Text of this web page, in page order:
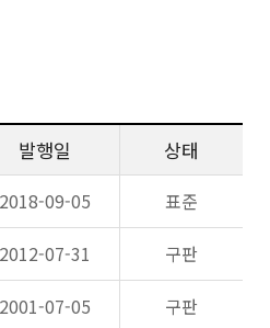
발행일 상태
2018-09-05
표준
2012-07-31
구판
2001-07-05 구판